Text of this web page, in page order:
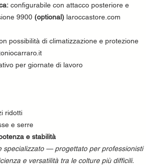
configurabile con attacco posteriore e
9900 (optional) laroccastore.com
possibilità di climatizzazione e protezione
per giornate di lavoro
ridotti
e serre
e stabilità
specializzato — progettato per professionisti
e versatilità tra le colture più difficili.